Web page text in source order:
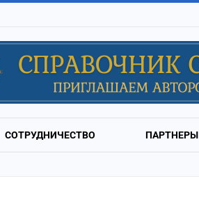
СОТРУДНИЧЕСТВО ПАРТНЕРЫ